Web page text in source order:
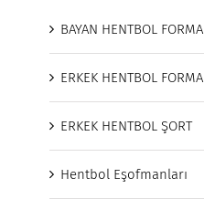
BAYAN HENTBOL FORMA
ERKEK HENTBOL FORMA
ERKEK HENTBOL ŞORT
Hentbol Eşofmanları